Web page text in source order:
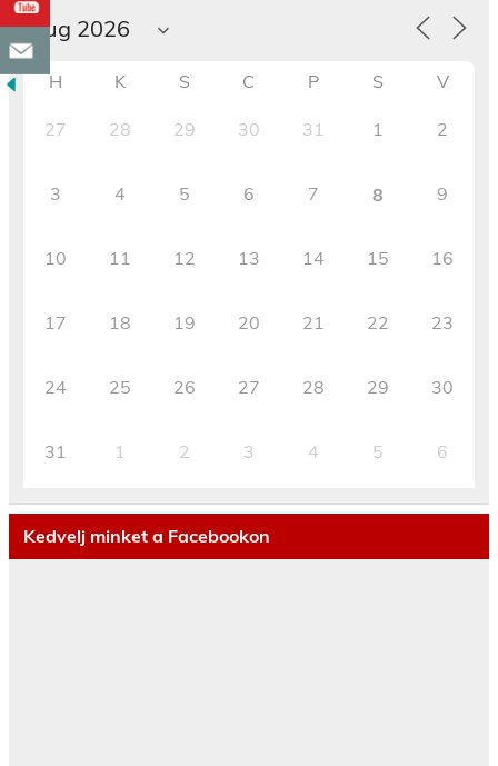
H K S C P S V
27 28 29 30 31 1 2
3 4 5 6 7 8 9
10 11 12 13 14 15 16
17 18 19 20 21 22 23
24 25 26 27 28 29 30
31 1 2 3 4 5 6
Kedvelj minket a Facebookon